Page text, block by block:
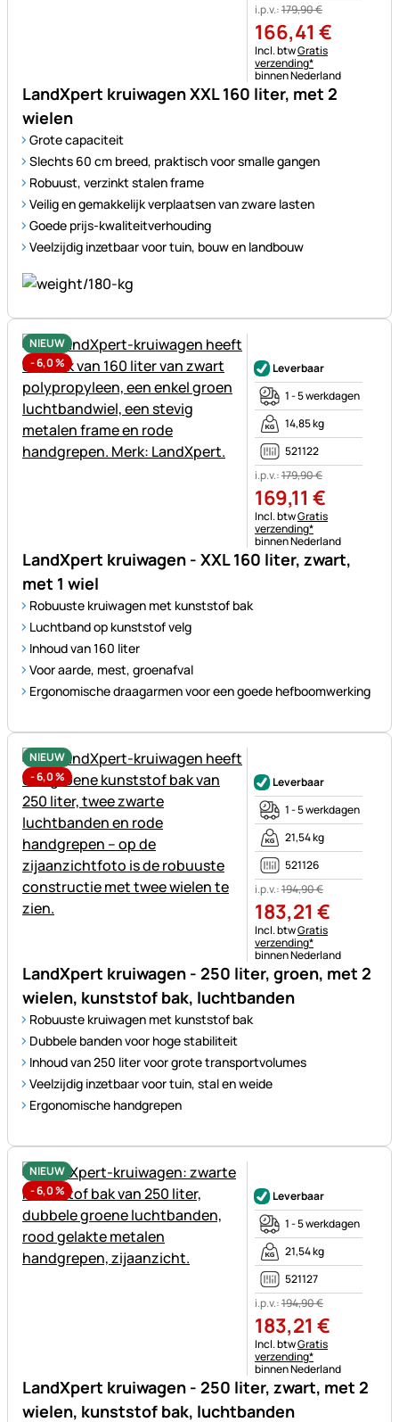
LandXpert kruiwagen XXL 160 liter, met 2
wielen
Grote capaciteit
Slechts 60 cm breed, praktisch voor smalle gangen
Robuust, verzinkt stalen frame
Veilig en gemakkelijk verplaatsen van zware lasten
Goede prijs-kwaliteitverhouding
Veelzijdig inzetbaar voor tuin, bouw en landbouw
i.p.v.:179,90€
166,41 €
Belastinginformatie:
Incl. btwGratis
verzending*
binnen Nederland
NIEUW
-6,0%
LandXpert kruiwagen - XXL 160 liter, zwart,
met 1 wiel
Robuuste kruiwagen met kunststof bak
Luchtband op kunststof velg
Inhoud van 160 liter
Voor aarde, mest, groenafval
Ergonomische draagarmen voor een goede hefboomwerking
Leverbaar
1 - 5 werkdagen
14,85 kg
521122
i.p.v.:179,90€
169,11 €
Belastinginformatie:
Incl. btwGratis
verzending*
binnen Nederland
NIEUW
-6,0%
LandXpert kruiwagen - 250 liter, groen, met 2
wielen, kunststof bak, luchtbanden
Robuuste kruiwagen met kunststof bak
Dubbele banden voor hoge stabiliteit
Inhoud van 250 liter voor grote transportvolumes
Veelzijdig inzetbaar voor tuin, stal en weide
Ergonomische handgrepen
Leverbaar
1 - 5 werkdagen
21,54 kg
521126
i.p.v.:194,90€
183,21 €
Belastinginformatie:
Incl. btwGratis
verzending*
binnen Nederland
NIEUW
-6,0%
LandXpert kruiwagen - 250 liter, zwart, met 2
wielen, kunststof bak, luchtbanden
Leverbaar
1 - 5 werkdagen
21,54 kg
521127
i.p.v.:194,90€
183,21 €
Belastinginformatie:
Incl. btwGratis
verzending*
binnen Nederland